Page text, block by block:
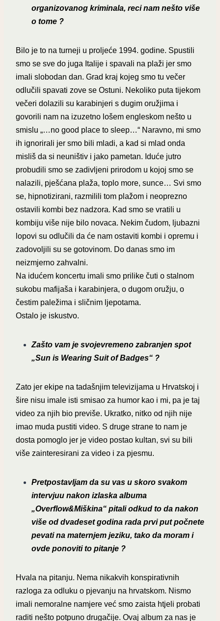
organizovanog kriminala, reci nam nešto više
o tome ?
Bilo je to na turneji u proljeće 1994. godine. Spustili
smo se sve do juga Italije i spavali na plaži jer smo
imali slobodan dan. Grad kraj kojeg smo tu večer
odlučili spavati zove se Ostuni. Nekoliko puta tijekom
večeri dolazili su karabinjeri s dugim oružjima i
govorili nam na izuzetno lošem engleskom nešto u
smislu „…no good place to sleep…“ Naravno, mi smo
ih ignorirali jer smo bili mladi, a kad si mlad onda
misliš da si neuništiv i jako pametan. Iduće jutro
probudili smo se zadivljeni prirodom u kojoj smo se
nalazili, pješćana plaža, toplo more, sunce… Svi smo
se, hipnotizirani, razmilili tom plažom i neoprezno
ostavili kombi bez nadzora. Kad smo se vratili u
kombiju više nije bilo novaca. Nekim čudom, ljubazni
lopovi su odlučili da će nam ostaviti kombi i opremu i
zadovoljili su se gotovinom. Do danas smo im
neizmjerno zahvalni.
Na idućem koncertu imali smo prilike čuti o stalnom
sukobu mafijaša i karabinjera, o dugom oružju, o
čestim paležima i sličnim ljepotama.
Ostalo je iskustvo.
Zašto vam je svojevremeno zabranjen spot
„Sun is Wearing Suit of Badges“ ?
Zato jer ekipe na tadašnjim televizijama u Hrvatskoj i
šire nisu imale isti smisao za humor kao i mi, pa je taj
video za njih bio previše. Ukratko, nitko od njih nije
imao muda pustiti video. S druge strane to nam je
dosta pomoglo jer je video postao kultan, svi su bili
više zainteresirani za video i za pjesmu.
Pretpostavljam da su vas u skoro svakom
intervjuu nakon izlaska albuma
„Overflow&Miškina“ pitali odkud to da nakon
više od dvadeset godina rada prvi put počnete
pevati na maternjem jeziku, tako da moram i
ovde ponoviti to pitanje ?
Hvala na pitanju. Nema nikakvih konspirativnih
razloga za odluku o pjevanju na hrvatskom. Nismo
imali nemoralne namjere već smo zaista htjeli probati
raditi nešto potpuno drugačije. Ovaj album za nas je